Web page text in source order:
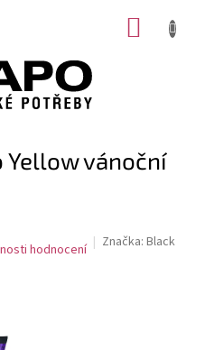
Yellow vánoční
hodnocení Značka: Black